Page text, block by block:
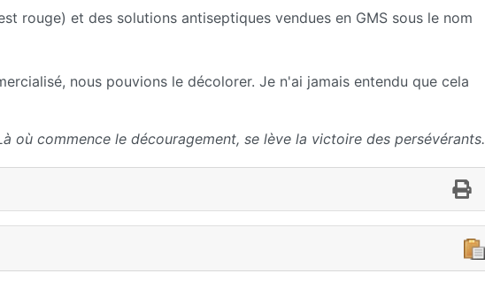
rouge) et des solutions antiseptiques vendues en GMS sous le nom
nous pouvions le décolorer. Je n'ai jamais entendu que cela
où commence le découragement, se lève la victoire des persévérants.